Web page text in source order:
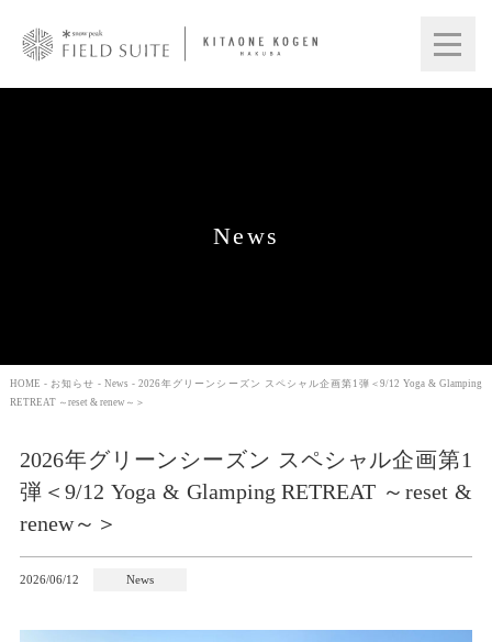
News
HOME - お知らせ -News - 2026年グリーンシーズン スペシャル企画第1弾＜9/12 Yoga & Glamping
RETREAT ～reset & renew～＞
2026年グリーンシーズン スペシャル企画第1
弾＜9/12 Yoga & Glamping RETREAT ～reset &
renew～＞
2026/06/12 News